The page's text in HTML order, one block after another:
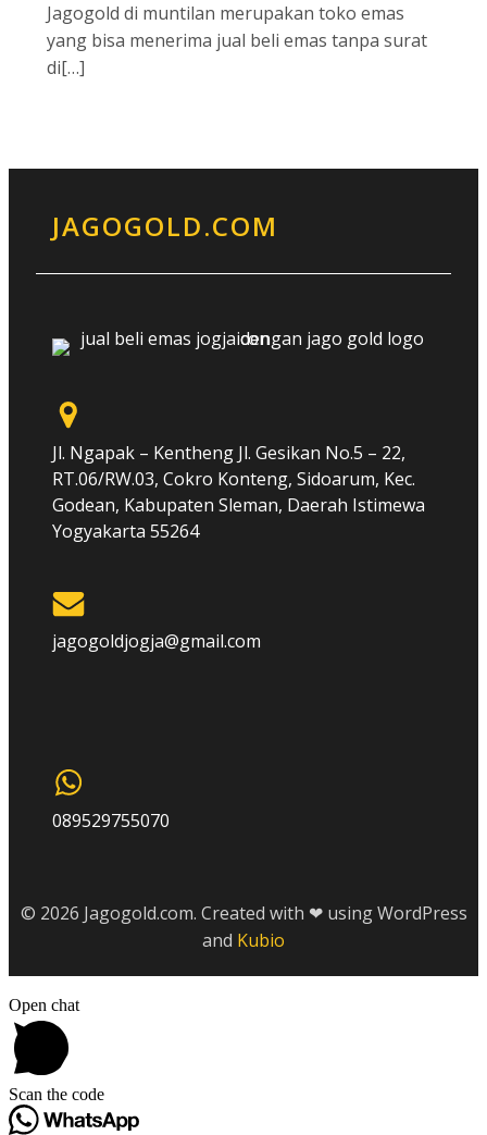
Jagogold di muntilan merupakan toko emas
yang bisa menerima jual beli emas tanpa surat
di[…]
JAGOGOLD.COM
Jl. Ngapak – Kentheng Jl. Gesikan No.5 – 22,
RT.06/RW.03, Cokro Konteng, Sidoarum, Kec.
Godean, Kabupaten Sleman, Daerah Istimewa
Yogyakarta 55264
jagogoldjogja@gmail.com
089529755070
© 2026 Jagogold.com. Created with ❤ using WordPress
and Kubio
Open chat
Scan the code